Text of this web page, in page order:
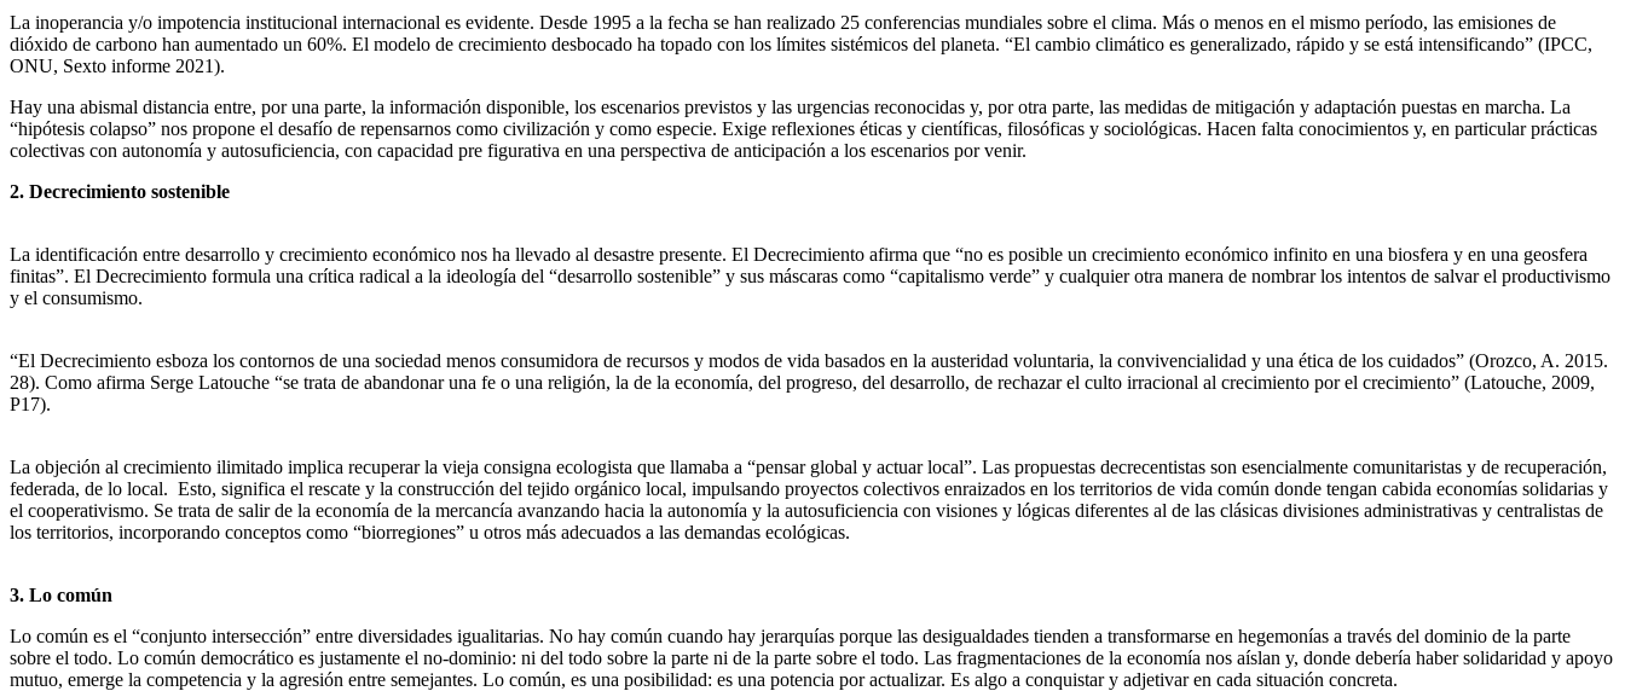
La inoperancia y/o impotencia institucional internacional es evidente. Desde 1995 a la fecha se han realizado 25 conferencias mundiales sobre el clima. Más o menos en el mismo período, las emisiones de
dióxido de carbono han aumentado un 60%. El modelo de crecimiento desbocado ha topado con los límites sistémicos del planeta. “El cambio climático es generalizado, rápido y se está intensificando” (IPCC,
ONU, Sexto informe 2021).
Hay una abismal distancia entre, por una parte, la información disponible, los escenarios previstos y las urgencias reconocidas y, por otra parte, las medidas de mitigación y adaptación puestas en marcha. La
“hipótesis colapso” nos propone el desafío de repensarnos como civilización y como especie. Exige reflexiones éticas y científicas, filosóficas y sociológicas. Hacen falta conocimientos y, en particular prácticas
colectivas con autonomía y autosuficiencia, con capacidad pre figurativa en una perspectiva de anticipación a los escenarios por venir.
2. Decrecimiento sostenible
La identificación entre desarrollo y crecimiento económico nos ha llevado al desastre presente. El Decrecimiento afirma que “no es posible un crecimiento económico infinito en una biosfera y en una geosfera
finitas”. El Decrecimiento formula una crítica radical a la ideología del “desarrollo sostenible” y sus máscaras como “capitalismo verde” y cualquier otra manera de nombrar los intentos de salvar el productivismo
y el consumismo.
“El Decrecimiento esboza los contornos de una sociedad menos consumidora de recursos y modos de vida basados en la austeridad voluntaria, la convivencialidad y una ética de los cuidados” (Orozco, A. 2015.
28). Como afirma Serge Latouche “se trata de abandonar una fe o una religión, la de la economía, del progreso, del desarrollo, de rechazar el culto irracional al crecimiento por el crecimiento” (Latouche, 2009,
P17).
La objeción al crecimiento ilimitado implica recuperar la vieja consigna ecologista que llamaba a “pensar global y actuar local”. Las propuestas decrecentistas son esencialmente comunitaristas y de recuperación,
federada, de lo local. Esto, significa el rescate y la construcción del tejido orgánico local, impulsando proyectos colectivos enraizados en los territorios de vida común donde tengan cabida economías solidarias y
el cooperativismo. Se trata de salir de la economía de la mercancía avanzando hacia la autonomía y la autosuficiencia con visiones y lógicas diferentes al de las clásicas divisiones administrativas y centralistas de
los territorios, incorporando conceptos como “biorregiones” u otros más adecuados a las demandas ecológicas.
3. Lo común
Lo común es el “conjunto intersección” entre diversidades igualitarias. No hay común cuando hay jerarquías porque las desigualdades tienden a transformarse en hegemonías a través del dominio de la parte
sobre el todo. Lo común democrático es justamente el no-dominio: ni del todo sobre la parte ni de la parte sobre el todo. Las fragmentaciones de la economía nos aíslan y, donde debería haber solidaridad y apoyo
mutuo, emerge la competencia y la agresión entre semejantes. Lo común, es una posibilidad: es una potencia por actualizar. Es algo a conquistar y adjetivar en cada situación concreta.